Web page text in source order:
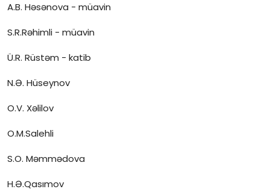
A.B. Həsənova - müavin
S.R.Rəhimli - müavin
Ü.R. Rüstəm - katib
N.Ə. Hüseynov
O.V. Xəlilov
O.M.Salehli
S.O. Məmmədova
H.Ə.Qasımov